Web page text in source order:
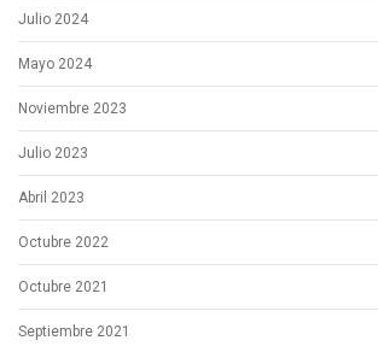
Julio 2024
Mayo 2024
Noviembre 2023
Julio 2023
Abril 2023
Octubre 2022
Octubre 2021
Septiembre 2021